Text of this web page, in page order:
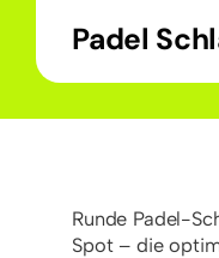
Training
Padel
Runde Padel-
Spot – die